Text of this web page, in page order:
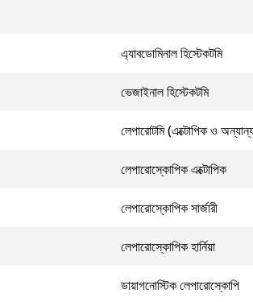
এ্যাবডোমিনাল হিস্টেকটমি
ভেজাইনাল হিস্টেকটমি
লেপারোটমি (এক্টোপিক ও
লেপারোস্কোপিক এক্টোপিক
লেপারোস্কোপিক সার্জারী
লেপারোস্কোপিক হার্নিয়া
ডায়াগনোস্টিক লেপারোস্কোপি